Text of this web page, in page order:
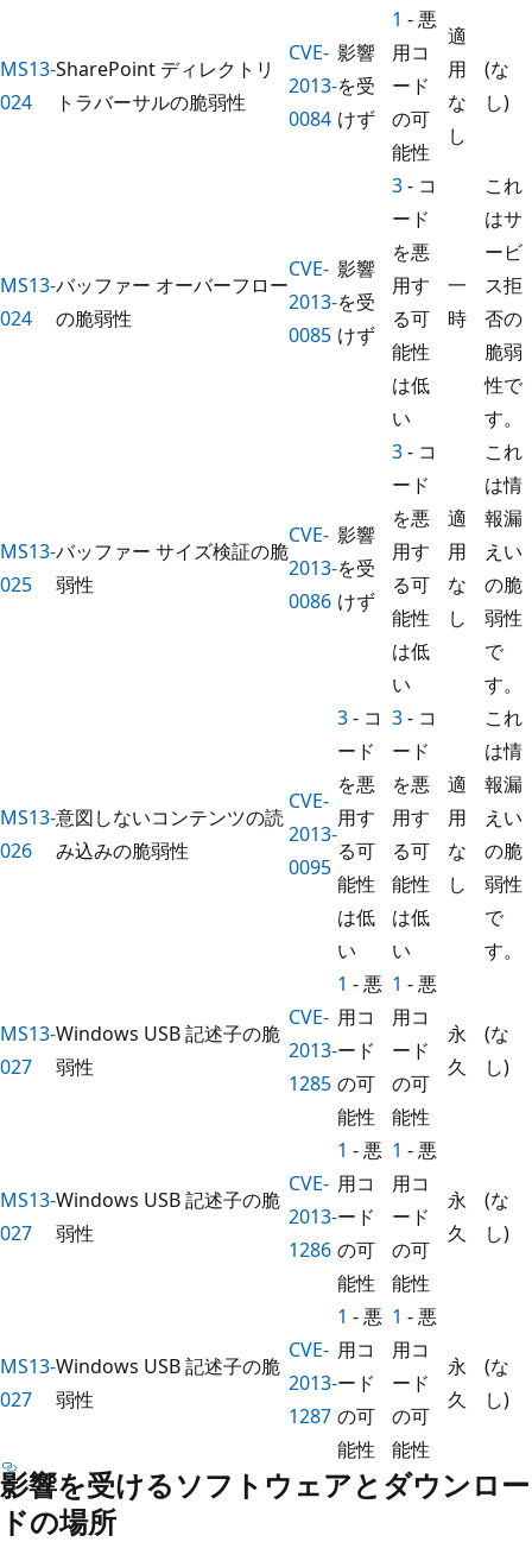
MS13-
024
SharePoint ディレクトリ
トラバーサルの脆弱性
CVE-
2013-
0084
影響
を受
けず
1 - 悪
用コ
ード
の可
能性
適
用
な
し
(な
し)
MS13-
024
バッファー オーバーフロー
の脆弱性
CVE-
2013-
0085
影響
を受
けず
3- コ
ード
を悪
用す
る可
能性
は低
い
一
時
これ
はサ
ービ
ス拒
否の
脆弱
性で
す。
MS13-
025
バッファー サイズ検証の脆
弱性
CVE-
2013-
0086
影響
を受
けず
3- コ
ード
を悪
用す
る可
能性
は低
い
適
用
な
し
これ
は情
報漏
えい
の脆
弱性
で
す。
MS13-
026
意図しないコンテンツの読
み込みの脆弱性
CVE-
2013-
0095
3- コ
ード
を悪
用す
る可
能性
は低
い
3- コ
ード
を悪
用す
る可
能性
は低
い
適
用
な
し
これ
は情
報漏
えい
の脆
弱性
で
す。
MS13-
027
Windows USB 記述子の脆
弱性
CVE-
2013-
1285
1 - 悪
用コ
ード
の可
能性
1 - 悪
用コ
ード
の可
能性
永
久
(な
し)
MS13-
027
Windows USB 記述子の脆
弱性
CVE-
2013-
1286
1 - 悪
用コ
ード
の可
能性
1 - 悪
用コ
ード
の可
能性
永
久
(な
し)
MS13-
027
Windows USB 記述子の脆
弱性
CVE-
2013-
1287
1 - 悪
用コ
ード
の可
能性
1 - 悪
用コ
ード
の可
能性
永
久
(な
し)
影響を受けるソフトウェアとダウンロー
ドの場所